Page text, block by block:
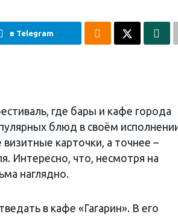
в Telegram
где бары и кафе города
блюд в своём
карточки, а точнее –
Интересно, что, несмотря на
наглядно.
в кафе «Гагарин». В его